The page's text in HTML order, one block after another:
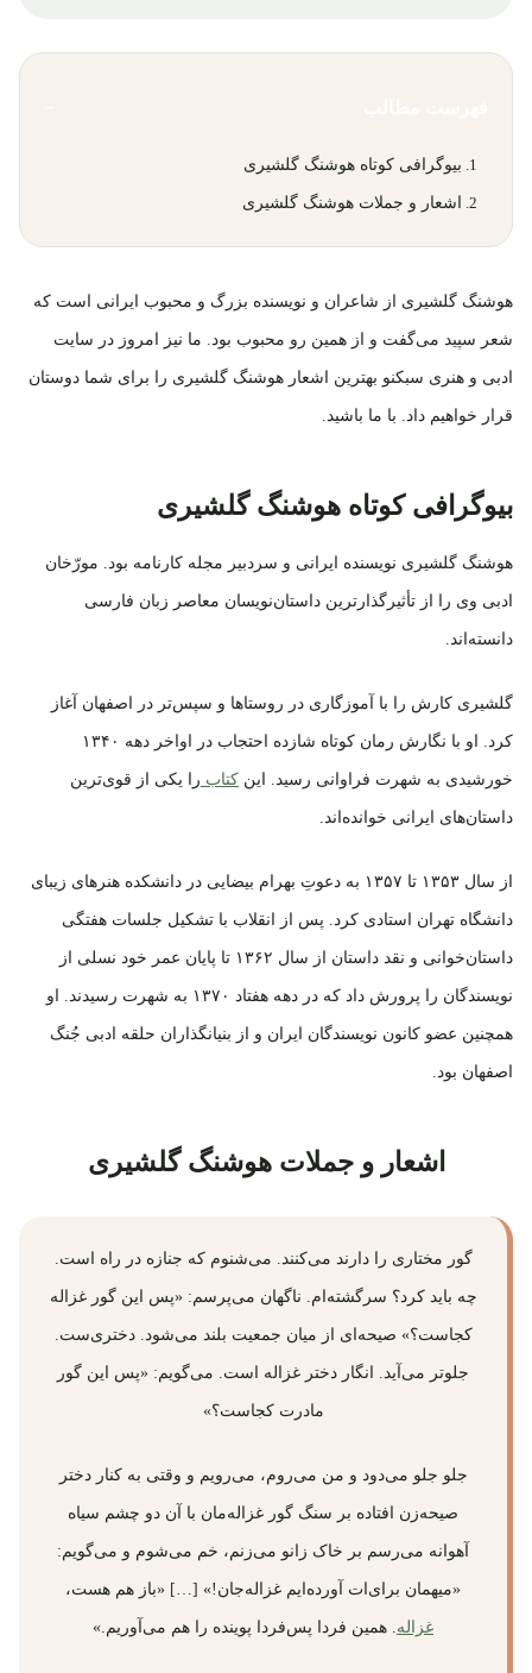
بیوگرافی کوتاه هوشنگ گلشیری
اشعار و جملات هوشنگ گلشیری
هوشنگ گلشیری از شاعران و نویسنده بزرگ و محبوب ایرانی است که
شعر سپید می‌گفت و از همین رو محبوب بود. ما نیز امروز در سایت
ادبی و هنری سبکنو بهترین اشعار هوشنگ گلشیری را برای شما دوستان
قرار خواهیم داد. با ما باشید.
بیوگرافی کوتاه هوشنگ گلشیری
هوشنگ گلشیری نویسنده ایرانی و سردبیر مجله کارنامه بود. مورّخان
ادبی وی را از تأثیرگذارترین داستان‌نویسان معاصر زبان فارسی
دانسته‌اند.
گلشیری کارش را با آموزگاری در روستاها و سپس‌تر در اصفهان آغاز
کرد. او با نگارش رمان کوتاه شازده احتجاب در اواخر دهه ۱۳۴۰
خورشیدی به شهرت فراوانی رسید. این کتاب را یکی از قوی‌ترین
داستان‌های ایرانی خوانده‌اند.
از سال ۱۳۵۳ تا ۱۳۵۷ به دعوتِ بهرام بیضایی در دانشکده هنرهای زیبای
دانشگاه تهران استادی کرد. پس از انقلاب با تشکیل جلسات هفتگی
داستان‌خوانی و نقد داستان از سال ۱۳۶۲ تا پایان عمر خود نسلی از
نویسندگان را پرورش داد که در دهه هفتاد ۱۳۷۰ به شهرت رسیدند. او
همچنین عضو کانون نویسندگان ایران و از بنیانگذاران حلقه ادبی جُنگ
اصفهان بود.
اشعار و جملات هوشنگ گلشیری
گور مختاری را دارند می‌کنند. می‌شنوم که جنازه در راه است.
چه باید کرد؟ سرگشته‌ام. ناگهان می‌پرسم: «پس این گور غزاله
کجاست؟» صیحه‌ای از میان جمعیت بلند می‌شود. دختری‌ست.
جلوتر می‌آید. انگار دختر غزاله است. می‌گویم: «پس این گور
مادرت کجاست؟»
جلو جلو می‌دود و من می‌روم، می‌رویم و وقتی به کنار دختر
صیحه‌زن افتاده بر سنگ گور غزاله‌مان با آن دو چشم‌ سیاه
آهوانه می‌رسم بر خاک زانو می‌زنم، خم می‌شوم و می‌گویم:
«میهمان برای‌ات آورده‌ایم غزاله‌جان!» […] «باز هم هست،
غزاله . همین فردا پس‌فردا ‌پوینده⁩ را هم می‌آوریم.»